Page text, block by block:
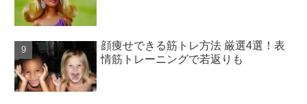
顔痩せできる筋トレ方法 厳選4選！表
情筋トレーニングで若返りも